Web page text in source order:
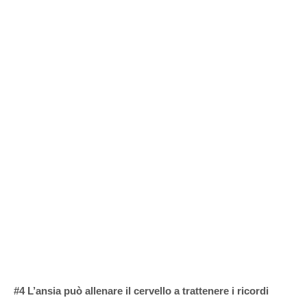
#4 L’ansia può allenare il cervello a trattenere i ricordi